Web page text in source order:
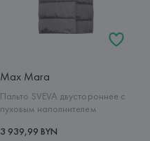
Max Mara
Пальто SVEVA двустороннее с
пуховым наполнителем
3 939,99 BYN